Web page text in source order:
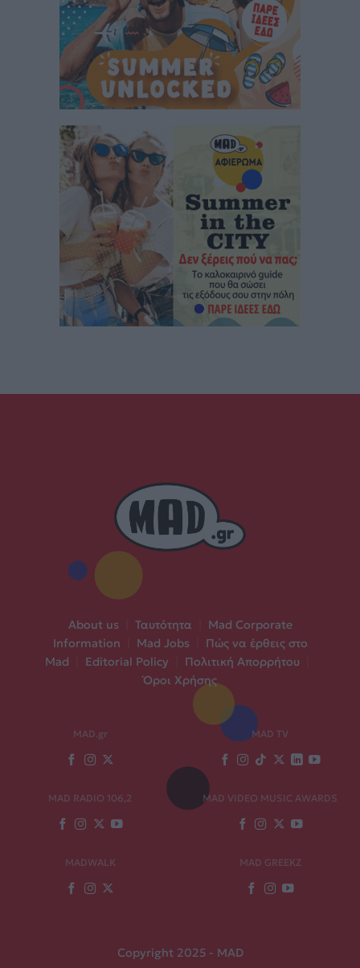
About us Ταυτότητα
Mad Corporate
Information
Mad Jobs
Πώς να έρθεις στο
Mad
Editorial Policy Πολιτική Απορρήτου
Όροι Χρήσης
MAD.gr MAD TV
MAD RADIO 106,2 MAD VIDEO MUSIC AWARDS
MADWALK MAD GREEKZ
Copyright 2025 - MAD